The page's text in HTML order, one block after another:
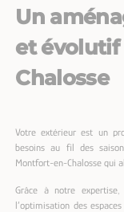
Un
et
Chalosse
Votre extérieur est un
besoins au fil des
Montfort-en-Chalosse qui
Grâce à notre
l’optimisation des